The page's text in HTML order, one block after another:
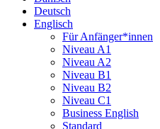
Deutsch
Englisch
Für Anfänger*innen
Niveau A1
Niveau A2
Niveau B1
Niveau B2
Niveau C1
Business English
Standard